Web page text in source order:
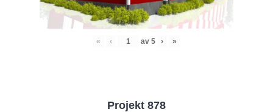
« ‹ av 5 › »
Projekt 878